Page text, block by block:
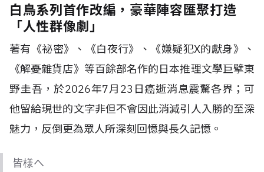
白鳥系列首作改編，豪華陣容匯聚打造
「人性群像劇」
著有《祕密》、《白夜行》、《嫌疑犯X的獻身》、
《解憂雜貨店》等百餘部名作的日本推理文學巨擘東
野圭吾，於2026年7月23日癌逝消息震驚各界；可
他留給現世的文字非但不會因此消減引人入勝的至深
魅力，反倒更為眾人所深刻回憶與長久記憶。
皆様へ